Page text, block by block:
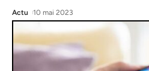
Actu 10 mai 2023